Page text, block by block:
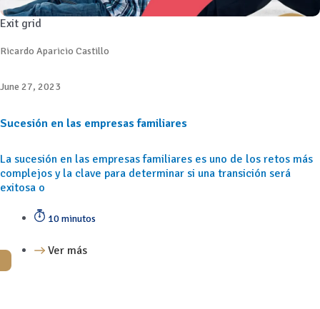
Exit grid
Ricardo Aparicio Castillo
June 27, 2023
Sucesión en las empresas familiares
La sucesión en las empresas familiares es uno de los retos más
complejos y la clave para determinar si una transición será
exitosa o
10 minutos
Ver más